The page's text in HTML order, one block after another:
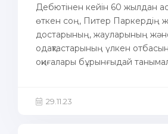
Дебютінен кейін 60 жылдан
өткен соң, Питер Паркердің
достарының, жауларының
одақтастарының үлкен
оқиғалары бұрынғыдай
29.11.23